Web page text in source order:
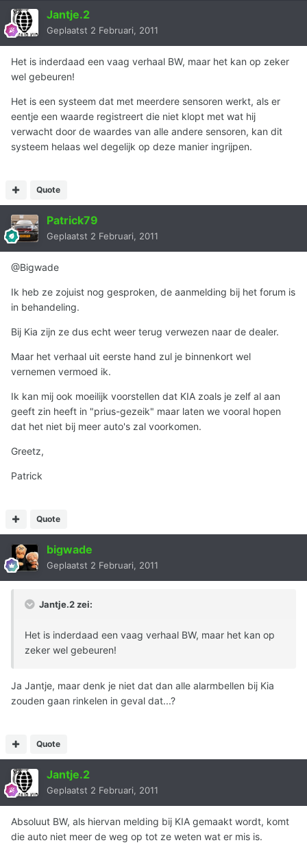
Jantje.2
Geplaatst 2 Februari, 2011
Het is inderdaad een vaag verhaal BW, maar het kan op zeker
wel gebeuren!
Het is een systeem dat met meerdere sensoren werkt, als er
eentje een waarde registreert die niet klopt met wat hij
verwacht door de waardes van alle andere sensoren, kan dit
systeem helaas wel degelijk op deze manier ingrijpen.
Quote
Patrick79
Geplaatst 2 Februari, 2011
@Bigwade
Ik heb ze zojuist nog gesproken, de aanmelding bij het forum is
in behandeling.
Bij Kia zijn ze dus echt weer terug verwezen naar de dealer.
Maar het verhaal uit eerste hand zul je binnenkort wel
vernemen vermoed ik.
Ik kan mij ook moeilijk voorstellen dat KIA zoals je zelf al aan
geeft zin heeft in "prius-gezeik" maar laten we vooral hopen
dat het niet bij meer auto's zal voorkomen.
Greetz,
Patrick
Quote
bigwade
Geplaatst 2 Februari, 2011
Jantje.2 zei:
Het is inderdaad een vaag verhaal BW, maar het kan op
zeker wel gebeuren!
Ja Jantje, maar denk je niet dat dan alle alarmbellen bij Kia
zouden gaan rinkelen in geval dat...?
Quote
Jantje.2
Geplaatst 2 Februari, 2011
Absoluut BW, als hiervan melding bij KIA gemaakt wordt, komt
die auto niet meer de weg op tot ze weten wat er mis is.